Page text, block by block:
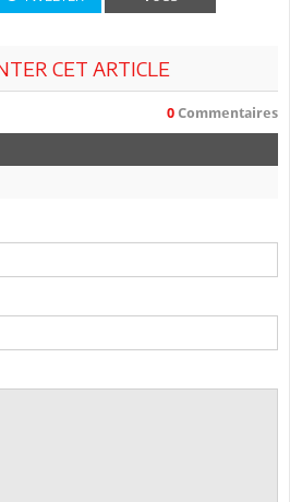
CET ARTICLE
0 Commentaires